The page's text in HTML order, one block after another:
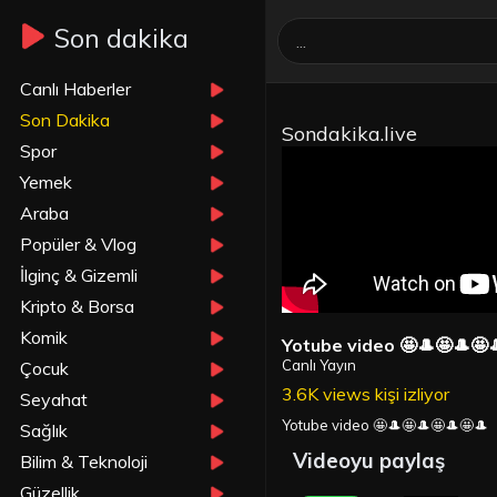
Son dakika
Canlı Haberler
Son Dakika
Spor
Yemek
Araba
Popüler & Vlog
İlginç & Gizemli
Kripto & Borsa
Komik
Çocuk
Seyahat
Sağlık
Bilim & Teknoloji
Güzellik
Sondakika.live
Yotube video
Canlı Yayın
3.6K views kişi izliyor
Yotube video 🤩🎩🤩🎩🤩🎩🤩🎩
Videoyu paylaş